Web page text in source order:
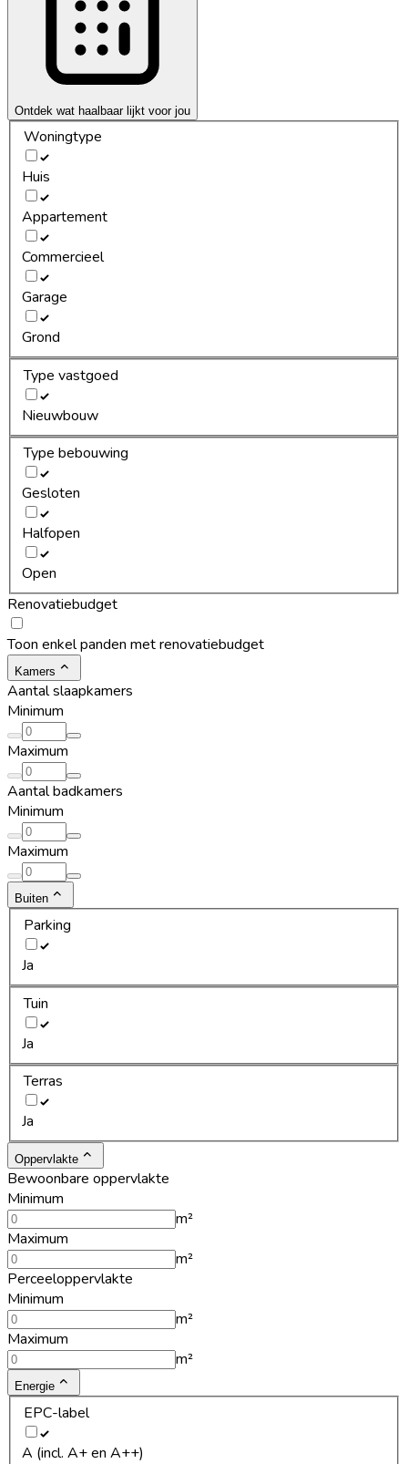
Ontdek wat haalbaar lijkt voor jou
Woningtype
Huis
Appartement
Commercieel
Garage
Grond
Type vastgoed
Nieuwbouw
Type bebouwing
Gesloten
Halfopen
Open
Renovatiebudget
Toon enkel panden met renovatiebudget
Kamers
Aantal slaapkamers
Minimum
Maximum
Aantal badkamers
Minimum
Maximum
Buiten
Parking
Ja
Tuin
Ja
Terras
Ja
Oppervlakte
Bewoonbare oppervlakte
Minimum
m²
Maximum
m²
Perceeloppervlakte
Minimum
m²
Maximum
m²
Energie
EPC-label
A (incl. A+ en A++)